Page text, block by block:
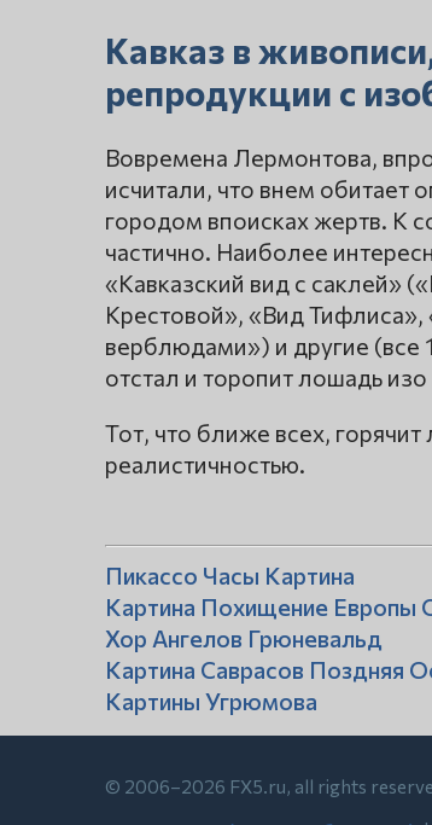
Кавказ в
репродукции с
Вовремена Лермонтова,
исчитали, что внем
городом впоисках жертв. К
частично. Наиболее
«Кавказский вид с саклей»
Крестовой», «Вид Тифлиса»,
верблюдами») и другие (все
отстал и торопит лошадь изо
Тот, что ближе всех,
реалистичностью.
Пикассо Часы Картина
Картина Похищение Европы
Хор Ангелов Грюневальд
Картина Саврасов Поздняя
Картины Угрюмова
© 2006–2026 FX5.ru, all rights